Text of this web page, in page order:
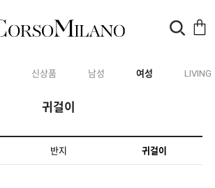
신상품 남성 여성 LIVING
귀걸이
반지 귀걸이